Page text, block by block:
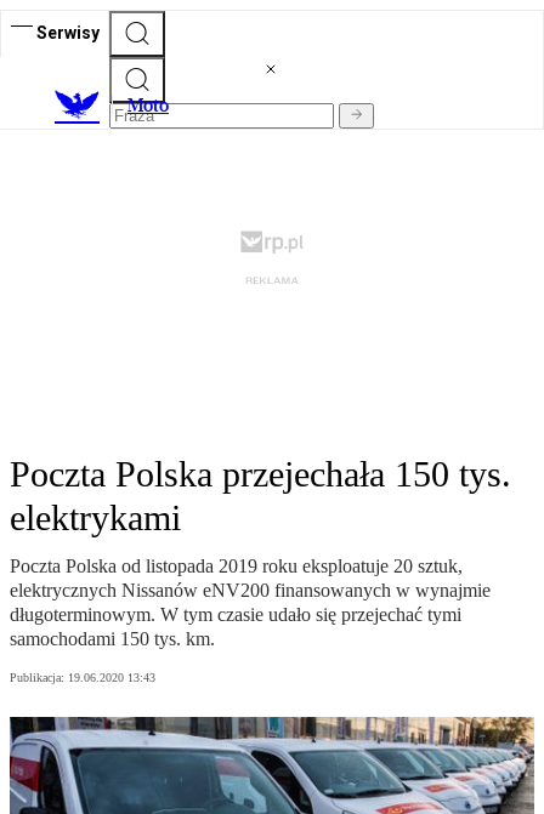
Serwisy
Moto
Poczta Polska przejechała 150 tys.
elektrykami
Poczta Polska od listopada 2019 roku eksploatuje 20 sztuk,
elektrycznych Nissanów eNV200 finansowanych w wynajmie
długoterminowym. W tym czasie udało się przejechać tymi
samochodami 150 tys. km.
Publikacja: 19.06.2020 13:43